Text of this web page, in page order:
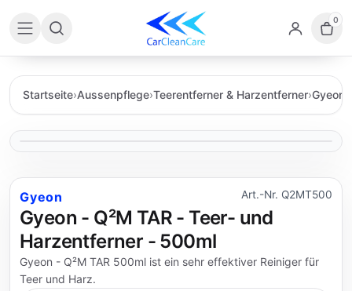
0
Startseite›Aussenpflege›Teerentferner & Harzentferner›Gyeon
Gyeon Art.-Nr. Q2MT500
Gyeon - Q²M TAR - Teer- und
Harzentferner - 500ml
Gyeon - Q²M TAR 500ml ist ein sehr effektiver Reiniger für
Teer und Harz.